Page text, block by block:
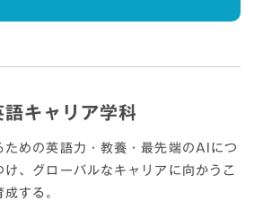
語キャリア学科
ための英語力・教養・最先端のAIにつ
け、グローバルなキャリアに向かうこ
する。